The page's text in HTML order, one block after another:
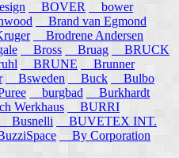
BOVER
bower
Brand van Egmond
Brodrene Andersen
Bross Bruag
BRUCK
BRUNE
Brunner
Bsweden Buck
Bulbo
burgbad
Burkhardt
Werkhaus
BURRI
Busnelli
BUVETEX INT.
By Corporation